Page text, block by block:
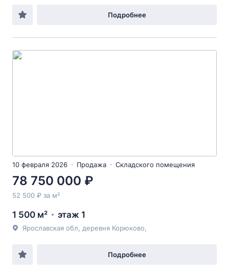
Подробнее
10 февраля 2026 Продажа Складского помещения
78 750 000 ₽
52 500 ₽ за м²
1 500 м² этаж 1
Ярославская обл, деревня Корюково,
Подробнее